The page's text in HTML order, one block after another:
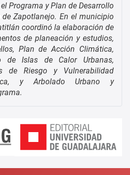
Programa y Plan de Desarrollo
de Zapotlanejo. En el municipio
coordinó la elaboración de
de planeación y estudios,
Plan de Acción Climática,
de Islas de Calor Urbanas,
de Riesgo y Vulnerabilidad
y Arbolado Urbano y